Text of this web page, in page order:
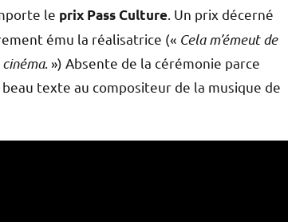
le prix Pass Culture . Un prix décerné
ému la réalisatrice (« Cela m’émeut de
. ») Absente de la cérémonie parce
texte au compositeur de la musique de